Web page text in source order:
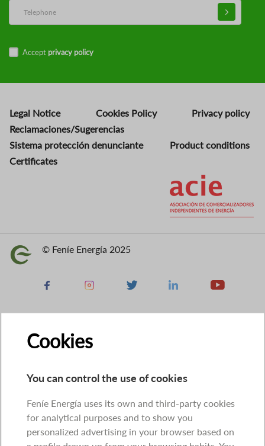
Accept privacy policy
Legal Notice Cookies Policy
Privacy policy
Reclamaciones/Sugerencias
Sistema protección denunciante
Product conditions
Certificates
Image © Feníe Energía 2025
Facebook Instagram X Linkedin Youtube
Cookies
You can control the use of cookies
Feníe Energía uses its own and third-party cookies
for analytical purposes and to show you
personalized advertising in your browser based on